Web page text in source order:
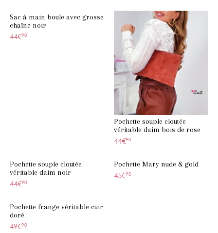
Sac à main boule avec grosse
chaîne noir
44€90
Pochette souple cloutée
véritable daim bois de rose
44€90
Pochette souple cloutée
véritable daim noir
44€90
Pochette Mary nude & gold
45€90
Pochette frange véritable cuir
doré
49€90